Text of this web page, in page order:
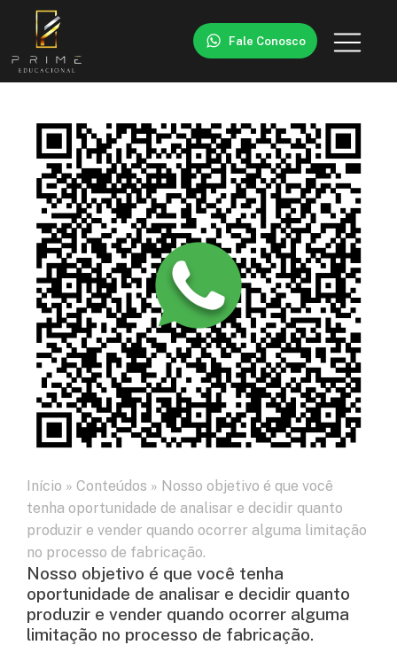
Fale Conosco
Início » Conteúdos » Nosso objetivo é que você
tenha oportunidade de analisar e decidir quanto
produzir e vender quando ocorrer alguma limitação
no processo de fabricação.
Nosso objetivo é que você tenha
oportunidade de analisar e decidir quanto
produzir e vender quando ocorrer alguma
limitação no processo de fabricação.